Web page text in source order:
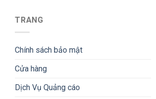
TRANG
Chính sách bảo mật
Cửa hàng
Dịch Vụ Quảng cáo